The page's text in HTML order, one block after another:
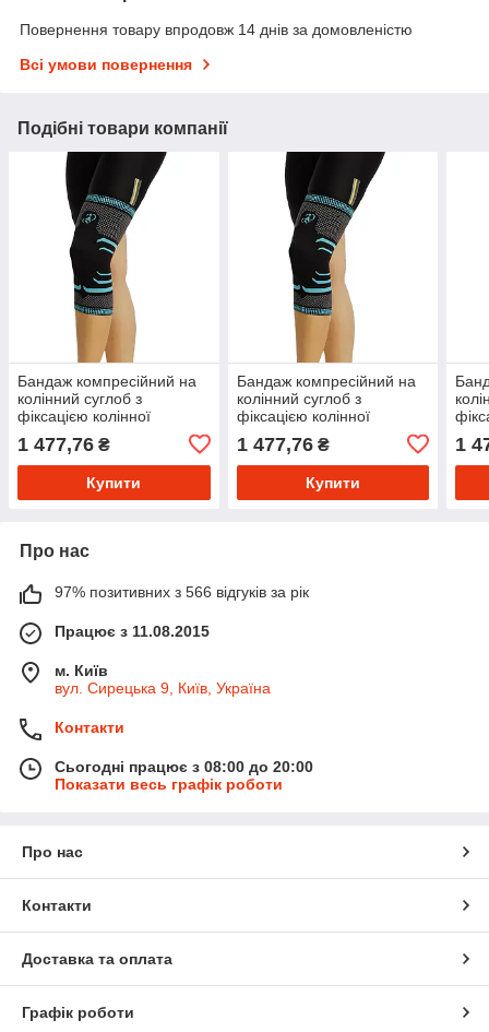
Повернення товару впродовж 14 днів за домовленістю
Всі умови повернення
Подібні товари компанії
Бандаж компресійний на
колінний суглоб з
фіксацією колінної
чашечки Morsa розмір XXL
(чорний)
1 477,76 ₴
Купити
Бандаж компресійний на
колінний суглоб з
фіксацією колінної
чашечки Morsa розмір XL
(чорний)
1 477,76₴
Купити
1
Про нас
97% позитивних з 566 відгуків за рік
Працює з 11.08.2015
м. Київ
вул. Сирецька 9, Київ, Україна
Контакти
Сьогодні працює з 08:00 до 20:00
Показати весь графік роботи
Про нас
Контакти
Доставка та оплата
Графік роботи